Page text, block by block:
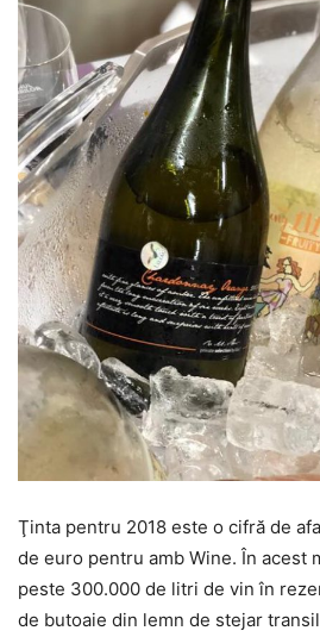
Ţinta pentru 2018 este o cifră de
de euro pentru amb Wine. În acest
peste 300.000 de litri de vin în
de butoaie din lemn de stejar